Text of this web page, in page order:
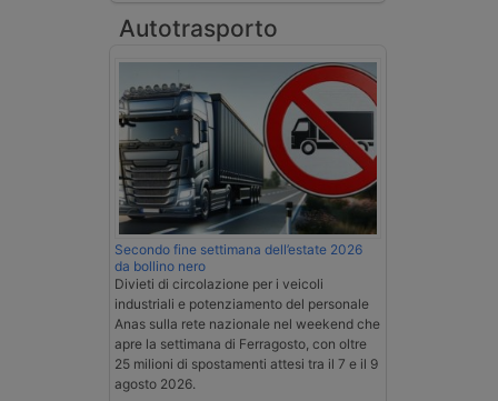
Autotrasporto
Secondo fine settimana dell’estate 2026
da bollino nero
Divieti di circolazione per i veicoli
industriali e potenziamento del personale
Anas sulla rete nazionale nel weekend che
apre la settimana di Ferragosto, con oltre
25 milioni di spostamenti attesi tra il 7 e il 9
agosto 2026.